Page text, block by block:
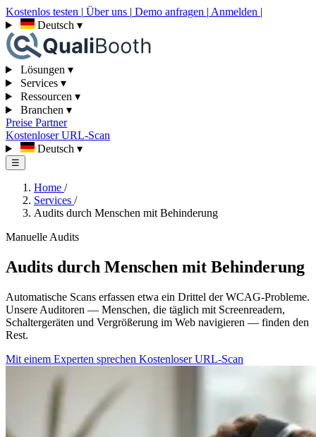
Kostenlos testen | Über uns | Demo anfragen | Anmelden |
Deutsch ▾
Lösungen ▾
Services ▾
Ressourcen ▾
Branchen ▾
Preise Partner
Kostenloser URL-Scan
Deutsch ▾
☰
Home /
Services /
Audits durch Menschen mit Behinderung
Manuelle Audits
Audits durch Menschen mit Behinderung
Automatische Scans erfassen etwa ein Drittel der WCAG-Probleme.
Unsere Auditoren — Menschen, die täglich mit Screenreadern,
Schaltergeräten und Vergrößerung im Web navigieren — finden den
Rest.
Mit einem Experten sprechen Kostenloser URL-Scan